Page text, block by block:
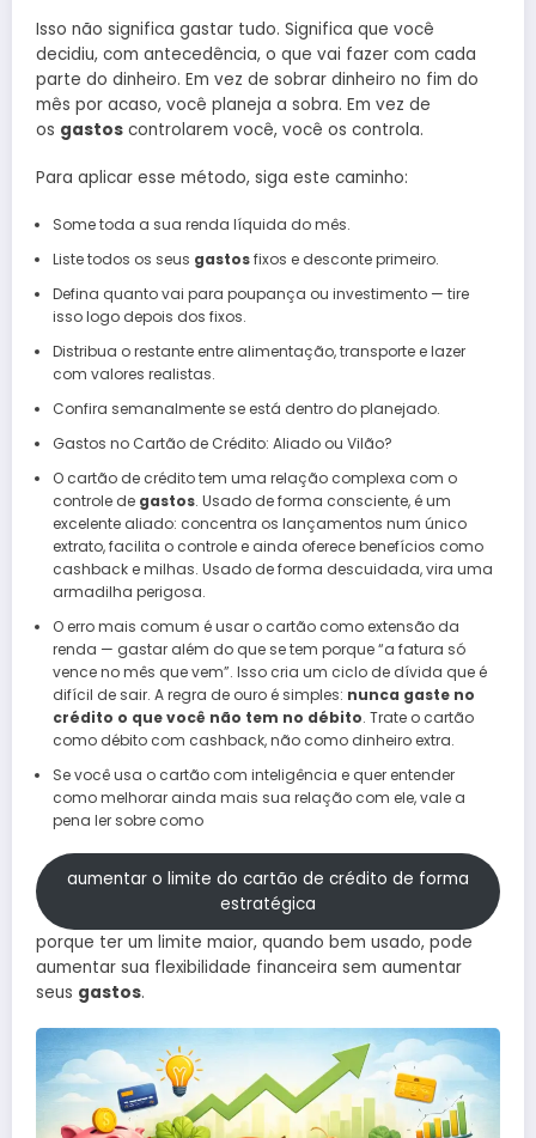
Isso não significa gastar tudo. Significa que você
decidiu, com antecedência, o que vai fazer com cada
parte do dinheiro. Em vez de sobrar dinheiro no fim do
mês por acaso, você planeja a sobra. Em vez de
os gastos controlarem você, você os controla.
Para aplicar esse método, siga este caminho:
Some toda a sua renda líquida do mês.
Liste todos os seus gastosfixos e desconte primeiro.
Defina quanto vai para poupança ou investimento — tire
isso logo depois dos fixos.
Distribua o restante entre alimentação, transporte e lazer
com valores realistas.
Confira semanalmente se está dentro do planejado.
Gastos no Cartão de Crédito: Aliado ou Vilão?
O cartão de crédito tem uma relação complexa com o
controle de gastos. Usado de forma consciente, é um
excelente aliado: concentra os lançamentos num único
extrato, facilita o controle e ainda oferece benefícios como
cashback e milhas. Usado de forma descuidada, vira uma
armadilha perigosa.
O erro mais comum é usar o cartão como extensão da
renda — gastar além do que se tem porque “a fatura só
vence no mês que vem”. Isso cria um ciclo de dívida que é
difícil de sair. A regra de ouro é simples: nunca gaste no
crédito o que você não tem no débito. Trate o cartão
como débito com cashback, não como dinheiro extra.
Se você usa o cartão com inteligência e quer entender
como melhorar ainda mais sua relação com ele, vale a
pena ler sobre como
aumentar o limite do cartão de crédito de forma
estratégica
porque ter um limite maior, quando bem usado, pode
aumentar sua flexibilidade financeira sem aumentar
seus gastos.